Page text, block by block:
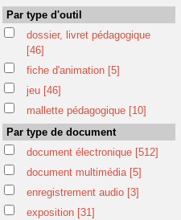
Par type d'outil
dossier, livret pédagogique
[46]
fiche d'animation [5]
jeu [46]
mallette pédagogique [10]
Par type de document
document électronique [512]
document multimédia [5]
enregistrement audio [3]
exposition [31]